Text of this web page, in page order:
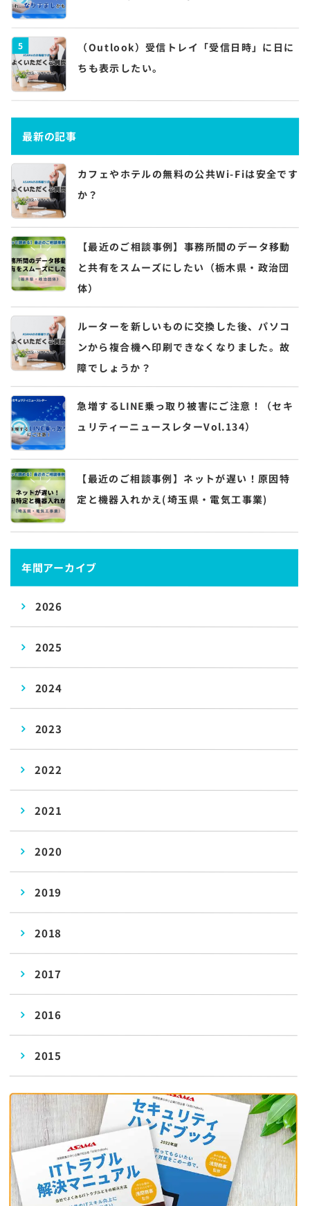
5 （Outlook）受信トレイ「受信日時」に日に
ちも表示したい。
最新の記事
カフェやホテルの無料の公共Wi-Fiは安全です
か？
【最近のご相談事例】事務所間のデータ移動
と共有をスムーズにしたい（栃木県・政治団
体）
ルーターを新しいものに交換した後、パソコ
ンから複合機へ印刷できなくなりました。故
障でしょうか？
急増するLINE乗っ取り被害にご注意！（セキ
ュリティーニュースレターVol.134）
【最近のご相談事例】ネットが遅い！原因特
定と機器入れかえ(埼玉県・電気工事業)
年間アーカイブ
2026
2025
2024
2023
2022
2021
2020
2019
2018
2017
2016
2015